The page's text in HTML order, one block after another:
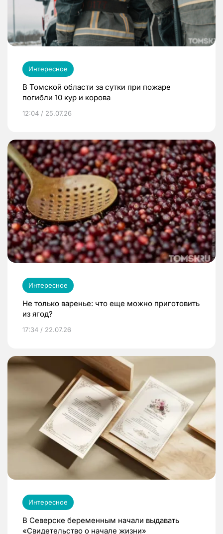
Интересное
В Томской области за сутки при пожаре
погибли 10 кур и корова
12:04 / 25.07.26
Интересное
Не только варенье: что еще можно приготовить
из ягод?
17:34 / 22.07.26
Интересное
В Северске беременным начали выдавать
«Свидетельство о начале жизни»